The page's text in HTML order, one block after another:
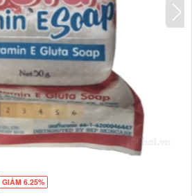
GIẢM 6.25%